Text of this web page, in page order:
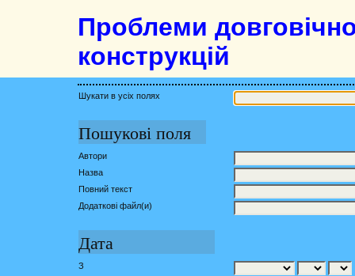
Проблеми
конструкцій
Шукати в усіх полях
Пошукові поля
Автори
Назва
Повний текст
Додаткові файл(и)
Дата
З